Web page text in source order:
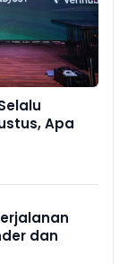
Apa
dan